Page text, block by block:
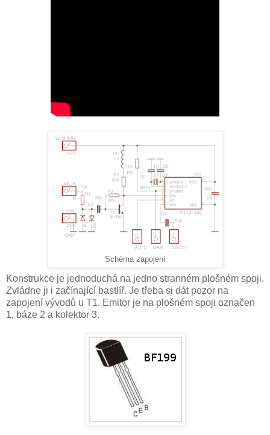
Schéma zapojení
Konstrukce je jednoduchá na jedno stranném plošném spoji.
Zvládne ji i začínající bastlíř. Je třeba si dát pozor na
zapojení vývodů u T1. Emitor je na plošném spoji označen
1, báze 2 a kolektor 3.